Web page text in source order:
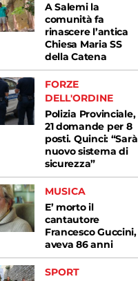
A Salemi la
comunità fa
rinascere l’antica
Chiesa Maria SS
della Catena
FORZE
DELL'ORDINE
Polizia Provinciale,
21 domande per 8
posti. Quinci: “Sarà
nuovo sistema di
sicurezza”
MUSICA
E’ morto il
cantautore
Francesco Guccini,
aveva 86 anni
SPORT